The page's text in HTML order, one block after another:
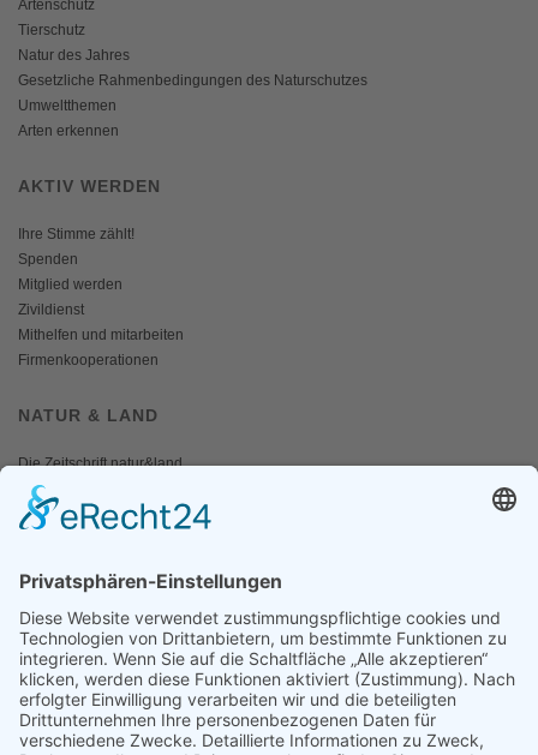
Artenschutz
Tierschutz
Natur des Jahres
Gesetzliche Rahmenbedingungen des Naturschutzes
Umweltthemen
Arten erkennen
AKTIV WERDEN
Ihre Stimme zählt!
Spenden
Mitglied werden
Zivildienst
Mithelfen und mitarbeiten
Firmenkooperationen
NATUR & LAND
Die Zeitschrift natur&land
Archiv
Mediadaten
Fotos und Logos
Presseaussendungen
Presse
Presseinformationen abonnieren
ÜBER UNS